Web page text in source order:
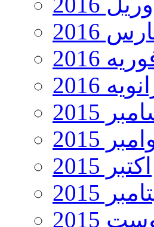
2016
2016
2016
2015
2015
اکتبر 2015
2015
2015